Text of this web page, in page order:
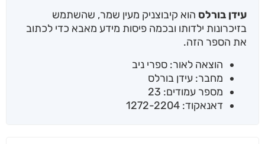
עידן בורלס הוא קיבוצניק מעין שמר, שהשתמש
בזיכרונות ילדותו ובכמה פיסות מידע מאבא כדי לכתוב
את הספר הזה.
הוצאה לאור: ספרי ניב
מחבר: עידן בורלס
מספר עמודים: 23
דאנאקוד: 1272-2204